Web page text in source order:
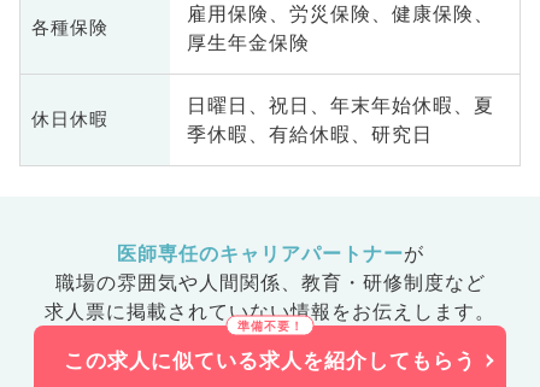
各種保険
雇用保険、労災保険、健康保険、
厚生年金保険
休日休暇
日曜日、祝日、年末年始休暇、夏
季休暇、有給休暇、研究日
医師専任のキャリアパートナーが
職場の雰囲気や人間関係、 教育・研修制度など
求人票に掲載されていない情報をお伝えします。
この求人に似ている求人を紹介してもらう